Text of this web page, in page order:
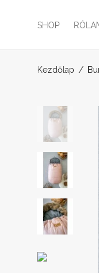
SHOP
Kezdőlap /